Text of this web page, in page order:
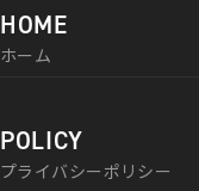
HOME
ホーム
POLICY
プライバシーポリシー